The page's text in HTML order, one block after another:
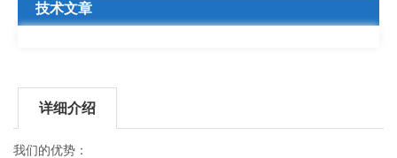
技术文章
详细介绍
我们的优势：